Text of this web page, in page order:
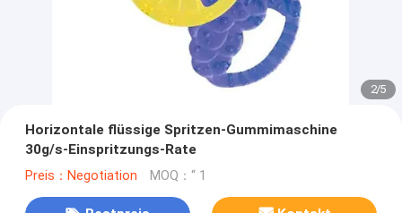
2/5
Horizontale flüssige Spritzen-Gummimaschine
30g/s-Einspritzungs-Rate
Preis：Negotiation MOQ：“ 1